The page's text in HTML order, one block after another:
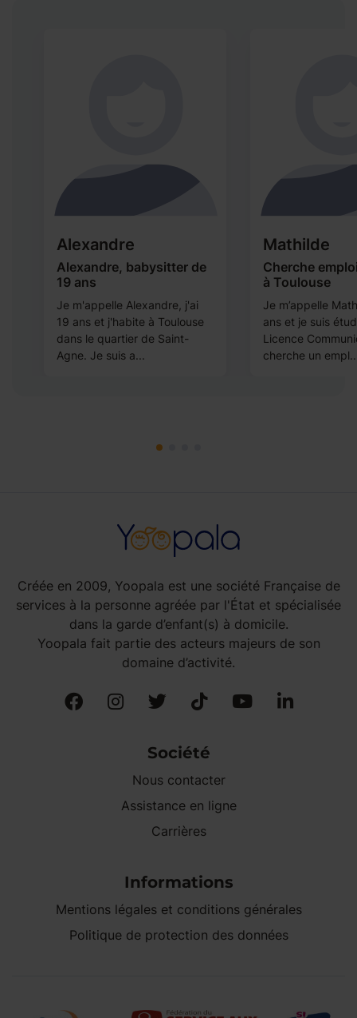
Alexandre
Alexandre, babysitter de
19 ans
Je m'appelle Alexandre, j'ai
19 ans et j'habite à Toulouse
dans le quartier de Saint-
Agne. Je suis a...
Mathilde
Cherche
à Toulouse
Je m’appelle
ans et je suis
Licence
cherche un
Créée en 2009, Yoopala est une société Française de
services à la personne agréée par l'État et spécialisée
dans la garde d’enfant(s) à domicile.
Yoopala fait partie des acteurs majeurs de son
domaine d’activité.
Société
Nous contacter
Assistance en ligne
Carrières
Informations
Mentions légales et conditions générales
Politique de protection des données